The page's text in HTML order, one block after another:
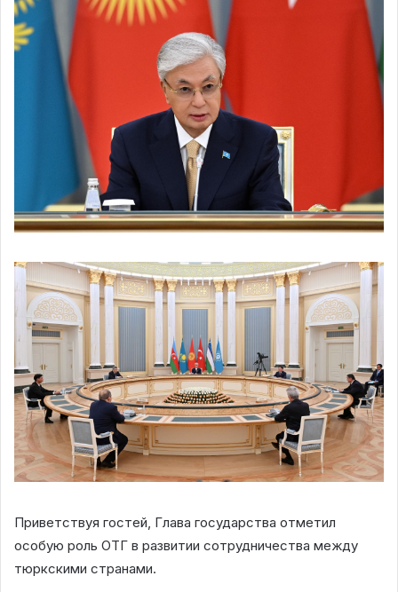
Приветствуя гостей, Глава государства отметил
особую роль ОТГ в развитии сотрудничества между
тюркскими странами.